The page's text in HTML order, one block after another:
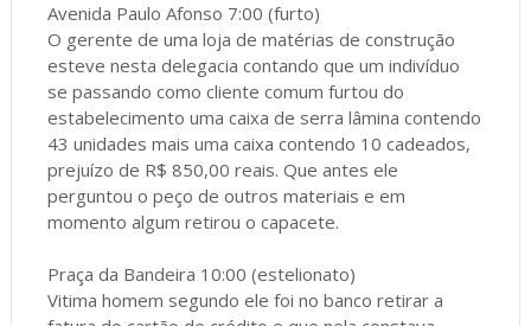
Avenida Paulo Afonso 7:00 (furto)
O gerente de uma loja de matérias de construção
esteve nesta delegacia contando que um indivíduo
se passando como cliente comum furtou do
estabelecimento uma caixa de serra lâmina contendo
43 unidades mais uma caixa contendo 10 cadeados,
prejuízo de R$ 850,00 reais. Que antes ele
perguntou o peço de outros materiais e em
momento algum retirou o capacete.
Praça da Bandeira 10:00 (estelionato)
Vitima homem segundo ele foi no banco retirar a